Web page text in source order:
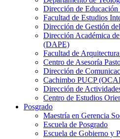
Dirección de
Facultad de Estudios
Dirección de Gestión
Dirección Académica
(DAPE)
Facultad de
Centro de Asesoría
Dirección de
Cachimbo PUCP
Dirección de
Centro de Estudios
Posgrado
Maestría en Gerencia
Escuela de Posgrado
Escuela de Gobierno y